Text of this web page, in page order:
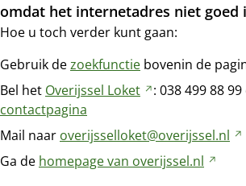
omdat het internetadres niet goed
Hoe u toch verder kunt gaan:
Gebruik dezoekfunctie bovenin de
Bel het Overijssel Loket
Verwijst
een
andere
website
: 0384998899
contactpagina
Mail naar overijsselloket@overijssel.nl
Ga de homepage van overijssel.nl